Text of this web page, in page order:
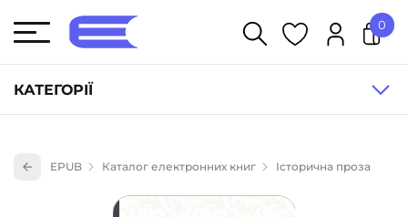
КАТЕГОРІЇ
Книги для дітей (835)
Книги для підлітків (240)
0
EPUB Каталог електронних книг Історична проза